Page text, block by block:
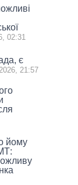
02:31
є
21:57
йому